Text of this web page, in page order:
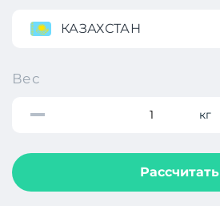
КАЗАХСТАН
Вес
кг
Рассчитать